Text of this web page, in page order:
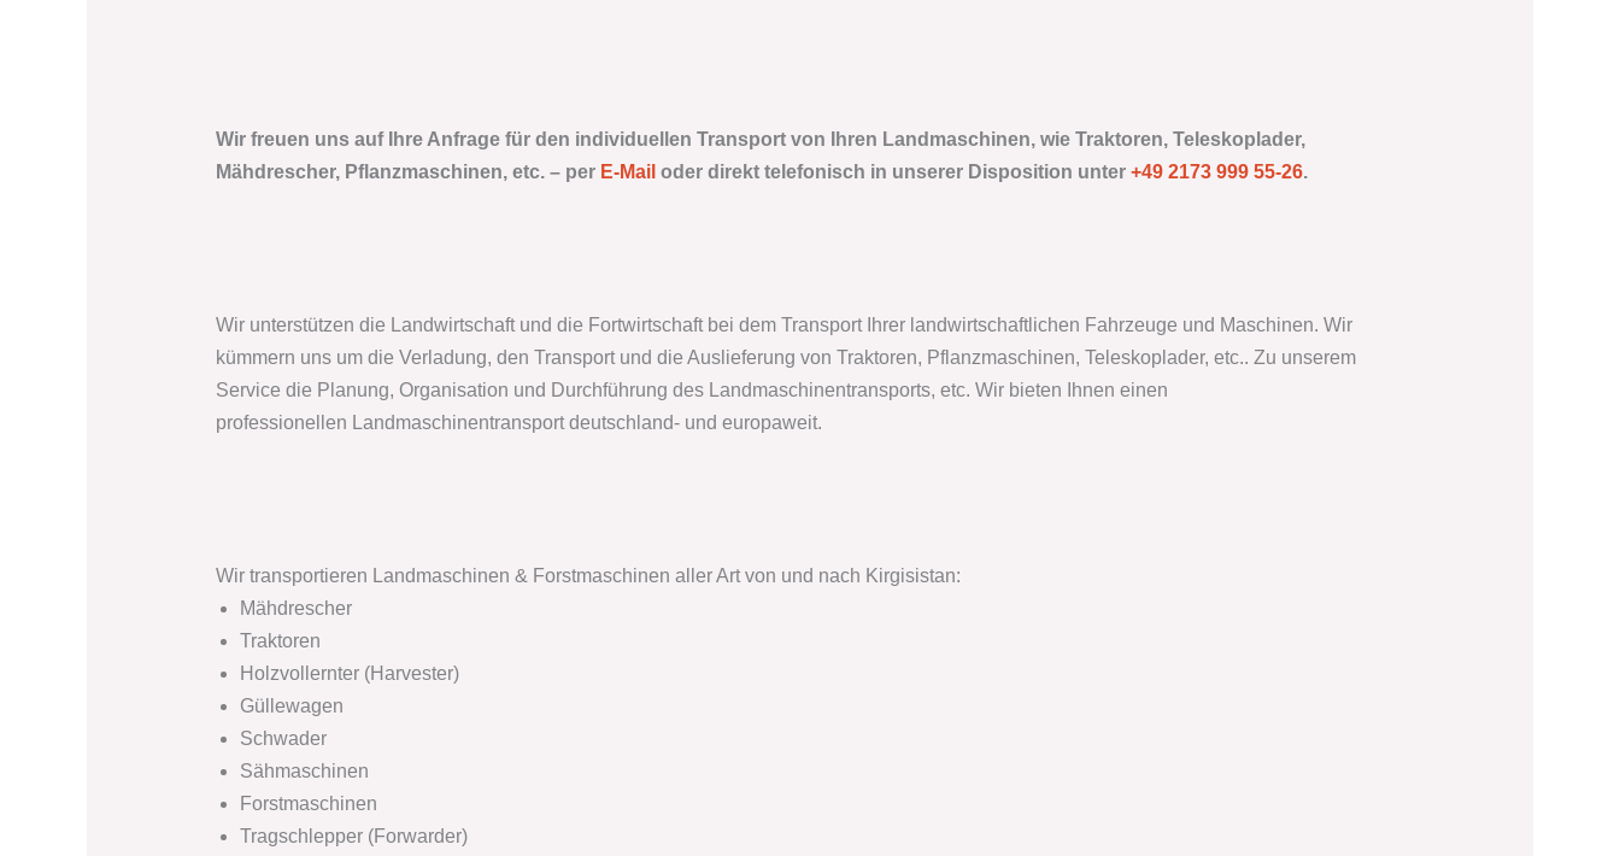
Wir freuen uns auf Ihre Anfrage für den individuellen Transport von Ihren Landmaschinen, wie Traktoren, Teleskoplader,
Mähdrescher, Pflanzmaschinen, etc. – per E-Mail oder direkt telefonisch in unserer Disposition unter +49 2173 999 55-26.
Wir unterstützen die Landwirtschaft und die Fortwirtschaft bei dem Transport Ihrer landwirtschaftlichen Fahrzeuge und Maschinen. Wir
kümmern uns um die Verladung, den Transport und die Auslieferung von Traktoren, Pflanzmaschinen, Teleskoplader, etc.. Zu unserem
Service die Planung, Organisation und Durchführung des Landmaschinentransports, etc. Wir bieten Ihnen einen
professionellen Landmaschinentransport deutschland- und europaweit.
Wir transportieren Landmaschinen & Forstmaschinen aller Art von und nach Kirgisistan:
Mähdrescher
Traktoren
Holzvollernter (Harvester)
Güllewagen
Schwader
Sähmaschinen
Forstmaschinen
Tragschlepper (Forwarder)